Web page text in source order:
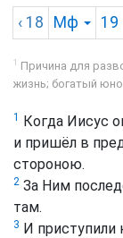
‹ 18 Мф 19
1 Причина для
жизнь; богатый
1 Когда Иисус
и пришёл в
стороною.
2 За Ним
там.
3 И приступили